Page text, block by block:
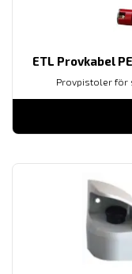
ETL Provkabel
Provpistoler för